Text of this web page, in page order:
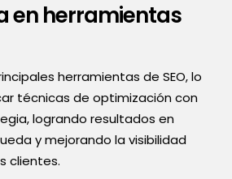
en herramientas
herramientas de SEO, lo
técnicas de optimización con
logrando resultados en
y mejorando la visibilidad
clientes.